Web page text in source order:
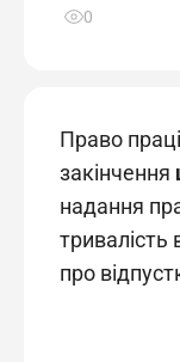
0
Право
закінчення
надання
про